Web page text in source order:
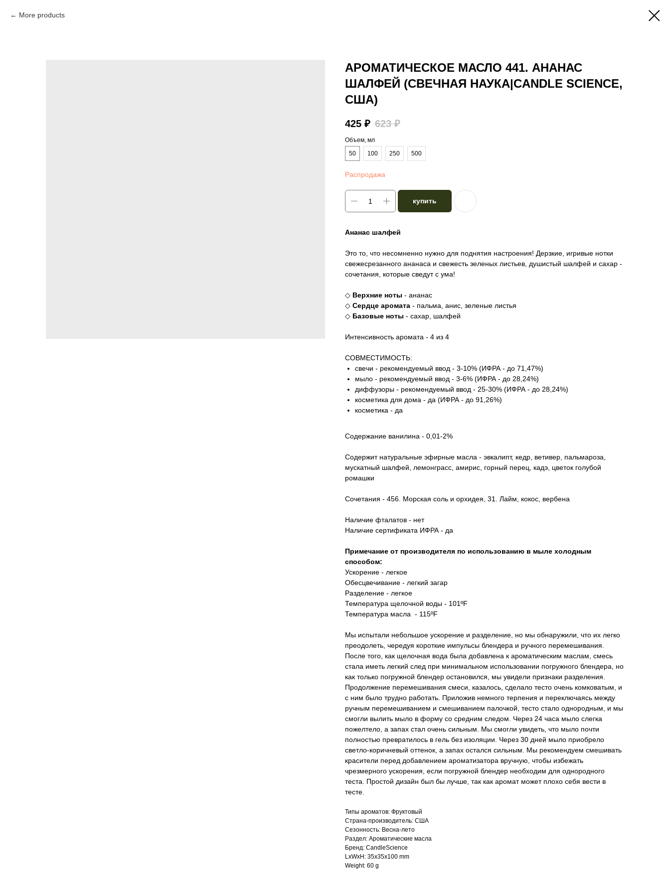
More products
АРОМАТИЧЕСКОЕ МАСЛО 441. АНАНАС
ШАЛФЕЙ (СВЕЧНАЯ НАУКА|CANDLE SCIENCE,
США)
425 ₽ 623 ₽
Объем, мл
50
100 250 500
Распродажа
купить
Ананас шалфей
Это то, что несомненно нужно для поднятия настроения! Дерзкие, игривые нотки
свежесрезанного ананаса и свежесть зеленых листьев, душистый шалфей и сахар -
сочетания, которые сведут с ума!
◇ Верхние ноты - ананас
◇ Сердце аромата - пальма, анис, зеленые листья
◇ Базовые ноты - сахар, шалфей
Интенсивность аромата - 4 из 4
СОВМЕСТИМОСТЬ:
свечи - рекомендуемый ввод - 3-10% (ИФРА - до 71,47%)
мыло - рекомендуемый ввод - 3-6% (ИФРА - до 28,24%)
диффузоры - рекомендуемый ввод - 25-30% (ИФРА - до 28,24%)
косметика для дома - да (ИФРА - до 91,26%)
косметика - да
Содержание ванилина - 0,01-2%
Содержит натуральные эфирные масла - эвкалипт, кедр, ветивер, пальмароза,
мускатный шалфей, лемонграсс, амирис, горный перец, кадэ, цветок голубой
ромашки
Сочетания - 456. Морская соль и орхидея, 31. Лайм, кокос, вербена
Наличие фталатов - нет
Наличие сертификата ИФРА - да
Примечание от производителя по использованию в мыле холодным
способом:
Ускорение - легкое
Обесцвечивание - легкий загар
Разделение - легкое
Температура щелочной воды - 101ºF
Температура масла - 115ºF
Мы испытали небольшое ускорение и разделение, но мы обнаружили, что их легко
преодолеть, чередуя короткие импульсы блендера и ручного перемешивания.
После того, как щелочная вода была добавлена ​​к ароматическим маслам, смесь
стала иметь легкий след при минимальном использовании погружного блендера, но
как только погружной блендер остановился, мы увидели признаки разделения.
Продолжение перемешивания смеси, казалось, сделало тесто очень комковатым, и
с ним было трудно работать. Приложив немного терпения и переключаясь между
ручным перемешиванием и смешиванием палочкой, тесто стало однородным, и мы
смогли вылить мыло в форму со средним следом. Через 24 часа мыло слегка
пожелтело, а запах стал очень сильным. Мы смогли увидеть, что мыло почти
полностью превратилось в гель без изоляции. Через 30 дней мыло приобрело
светло-коричневый оттенок, а запах остался сильным. Мы рекомендуем смешивать
красители перед добавлением ароматизатора вручную, чтобы избежать
чрезмерного ускорения, если погружной блендер необходим для однородного
теста. Простой дизайн был бы лучше, так как аромат может плохо себя вести в
тесте.
Типы ароматов: Фруктовый
Страна-производитель: США
Сезонность: Весна-лето
Раздел: Ароматические масла
Бренд: CandleScience
LxWxH: 35x35x100 mm
Weight: 60 g